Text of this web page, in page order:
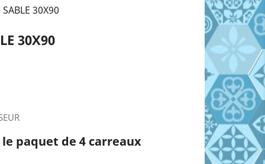
30X90
30X90
le paquet de 4 carreaux